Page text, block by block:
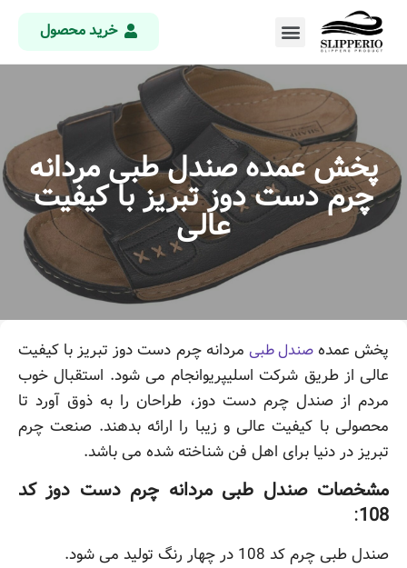
خرید محصول
پخش عمده صندل طبی مردانه
چرم دست دوز تبریز با کیفیت
عالی
پخش عمدهصندل طبی مردانه چرم دست دوز تبریز با کیفیت
عالی از طریق شرکت اسلیپریوانجام می شود. استقبال خوب
مردم از صندل چرم دست دوز، طراحان را به ذوق آورد تا
محصولی با کیفیت عالی و زیبا را ارائه بدهند. صنعت چرم
تبریز در دنیا برای اهل فن شناخته شده می باشد.
مشخصات صندل طبی مردانه چرم دست دوز کد
108
:
صندل طبی چرم کد 108 در چهار رنگ تولید می شود.